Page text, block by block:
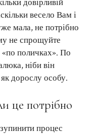
довірливій
весело Вам і
мала, не потрібно
не спрощуйте
«по поличках». По
ніби він
дорослу особу.
це потрібно
процес